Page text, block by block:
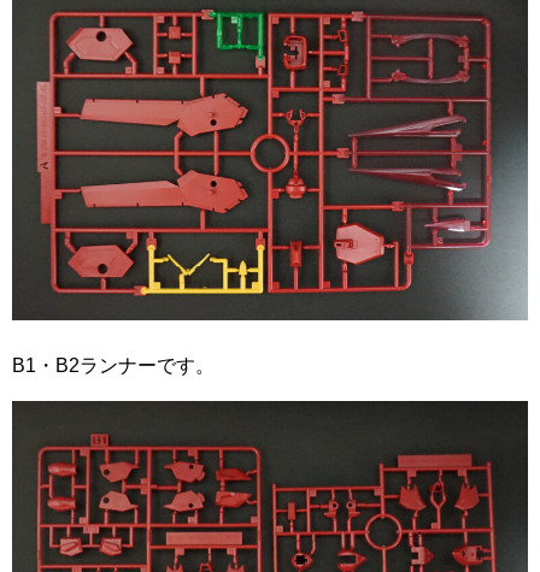
B1・B2ランナーです。